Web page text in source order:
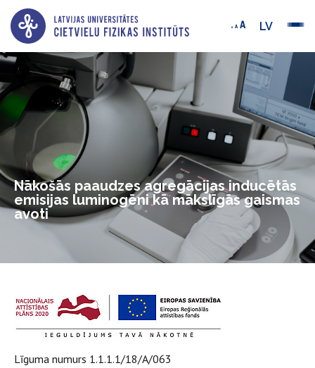
LV
Nākošās paaudzes agregācijas inducētās
emisijas luminogēni kā mākslīgās gaismas
avoti
Līguma numurs 1.1.1.1/18/A/063